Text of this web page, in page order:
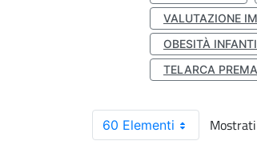
VALUTAZIONE
OBESITÀ
TELARCA
60 Elementi